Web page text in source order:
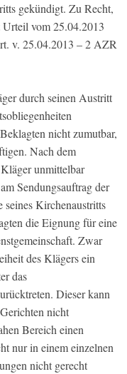
gekündigt. Zu Recht,
vom 25.04.2013
v. 25.04.2013 – 2 AZR
durch seinen Austritt
nicht zumutbar,
Nach dem
unmittelbar
Sendungsauftrag der
Kirchenaustritts
die Eignung für eine
Zwar
des Klägers ein
das
Dieser kann
nicht
Bereich einen
nur in einem einzelnen
nicht gerecht